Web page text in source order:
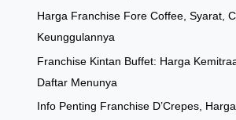
Harga Franchise Fore Coffee, Syarat,
Keunggulannya
Franchise Kintan Buffet: Harga
Daftar Menunya
Info Penting Franchise D’Crepes,